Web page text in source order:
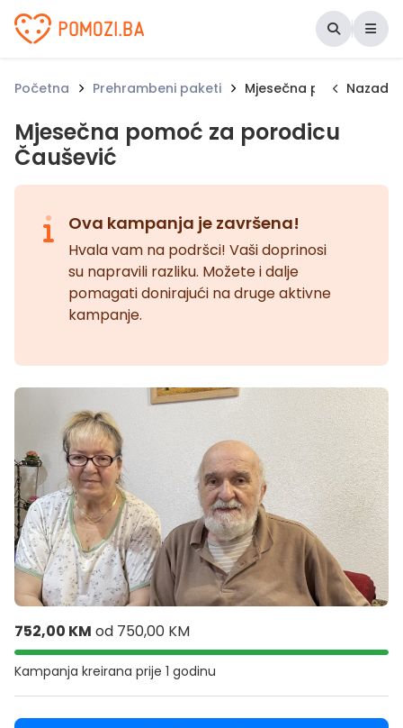
Udruženje Pomozi.ba
Početna Prehrambeni paketi Mjesečna pomoć za
Nazad
Mjesečna pomoć za porodicu
Čaušević
Ova kampanja je završena!
Hvala vam na podršci! Vaši doprinosi
su napravili razliku. Možete i dalje
pomagati donirajući na druge aktivne
kampanje.
752,00 KM od 750,00 KM
Kampanja kreirana prije 1 godinu